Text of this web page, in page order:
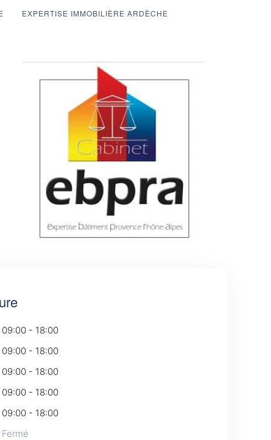
EXPERTISE IMMOBILIÈRE ARDÈCHE
09:00 - 18:00
09:00 - 18:00
09:00 - 18:00
09:00 - 18:00
09:00 - 18:00
Fermé